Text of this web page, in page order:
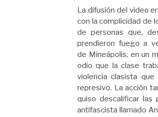
La difusión del video
con la complicidad de
de personas que,
prendieron fuego a
de Mineápolis, en un
odio que la clase
violencia clasista
represivo. La acción
quiso descalificar las
antifascista llamado